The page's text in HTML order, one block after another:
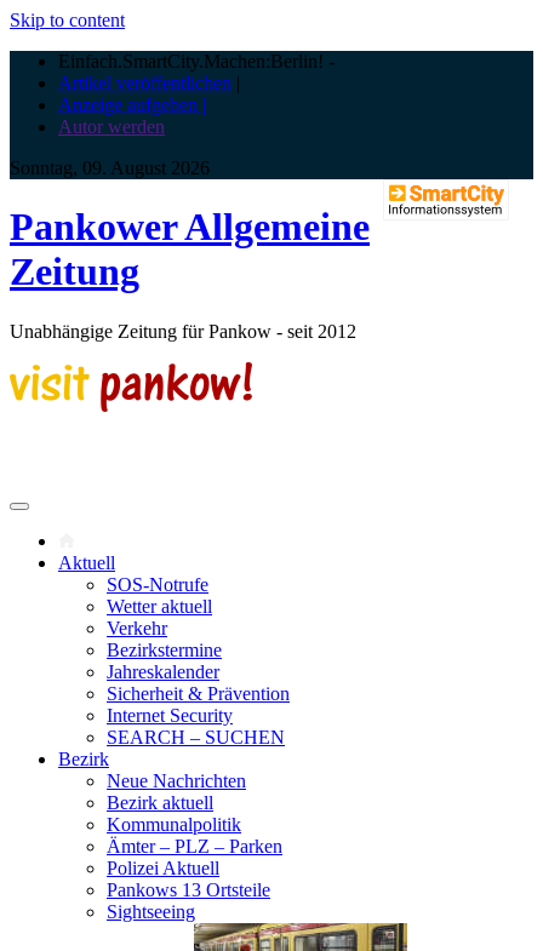
Skip to content
Einfach.SmartCity.Machen:Berlin! -
Artikel veröffentlichen |
Anzeige aufgeben |
Autor werden
Sonntag, 09. August 2026
Pankower Allgemeine
Zeitung
Unabhängige Zeitung für Pankow - seit 2012
Aktuell
SOS-Notrufe
Wetter aktuell
Verkehr
Bezirkstermine
Jahreskalender
Sicherheit & Prävention
Internet Security
SEARCH – SUCHEN
Bezirk
Neue Nachrichten
Bezirk aktuell
Kommunalpolitik
Ämter – PLZ – Parken
Polizei Aktuell
Pankows 13 Ortsteile
Sightseeing